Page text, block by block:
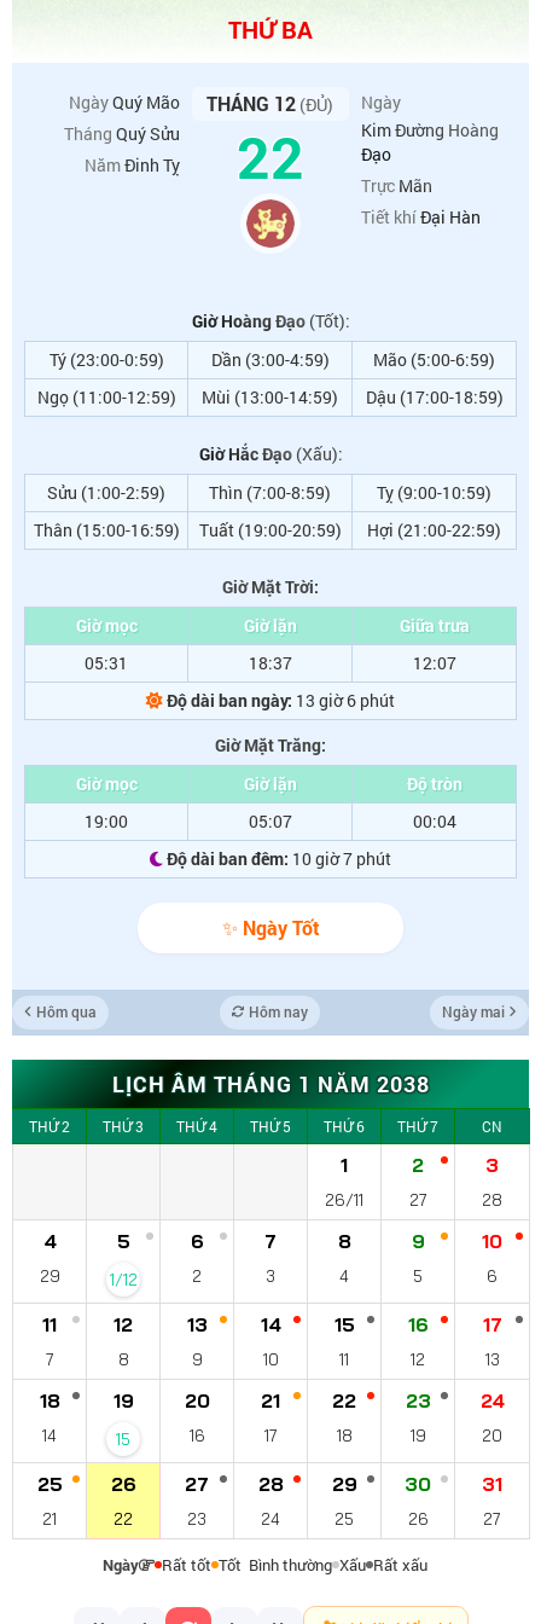
THỨ BA
NgàyQuý Mão
ThángQuý Sửu
NămĐinh Tỵ
THÁNG 12 (ĐỦ)
22
Ngày
Kim Đường Hoàng
Đạo
Trực Mãn
Tiết khíĐại Hàn
Giờ Hoàng Đạo(Tốt):
Tý (23:00-0:59)
Dần (3:00-4:59)
Mão (5:00-6:59)
Ngọ (11:00-12:59)
Mùi (13:00-14:59) Dậu (17:00-18:59)
Giờ Hắc Đạo(Xấu):
Sửu (1:00-2:59)
Thìn (7:00-8:59)
Tỵ (9:00-10:59)
Thân (15:00-16:59)
Tuất (19:00-20:59) Hợi (21:00-22:59)
Giờ Mặt Trời:
Giờ mọc
Giờ lặn
Giữa trưa
05:31
18:37
12:07
Độ dài ban ngày: 13 giờ 6 phút
Giờ Mặt Trăng:
Giờ mọc
Giờ lặn
Độ tròn
19:00
05:07
00:04
Độ dài ban đêm: 10 giờ 7 phút
✨ Ngày Tốt
Hôm qua Hôm nay Ngày mai
LỊCH ÂM THÁNG 1 NĂM 2038
THỨ 2 THỨ 3 THỨ 4 THỨ 5 THỨ 6 THỨ 7 CN
1
26/11
2
27
3
28
4
29
5
1/12
6
2
7
3
8
4
9
5
10
6
11
7
12
8
13
9
14
10
15
11
16
12
17
13
18
14
19
15
20
16
21
17
22
18
23
19
24
20
25
21
26
22
27
23
28
24
29
25
30
26
31
27
Ngày Rất tốt Tốt Bình thường Xấu Rất xấu